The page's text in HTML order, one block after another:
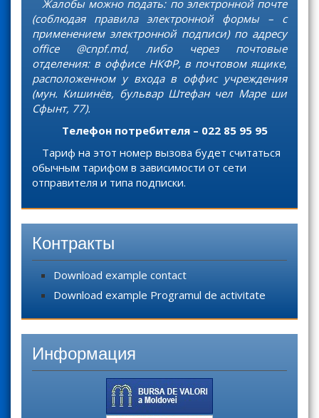
Жалобы можно подать: по электронной почте
(соблюдая правила электронной формы – с
применением электронной подписи) по адресу
office @cnpf.md, либо через почтовые
отделения: в оффисе НКФР, в почтовом ящике,
расположенном у входа в оффис учреждения
(мун. Кишинёв, бульвар Штефан чел Маре ши
Сфынт, 77).
Телефон потребителя – 022 85 95 95
Тариф на этот номер вызова будет считаться
обычным тарифом в зависимости от сети
отправителя и типа подписки.
Контракты
Download example contact
Download example Programul de activitate
Информация